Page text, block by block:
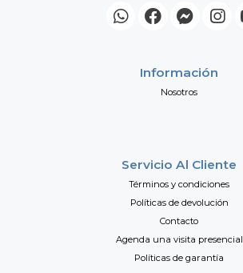
Información
Nosotros
Servicio Al Cliente
Términos y condiciones
Políticas de devolución
Contacto
Agenda una visita presencial
Políticas de garantía